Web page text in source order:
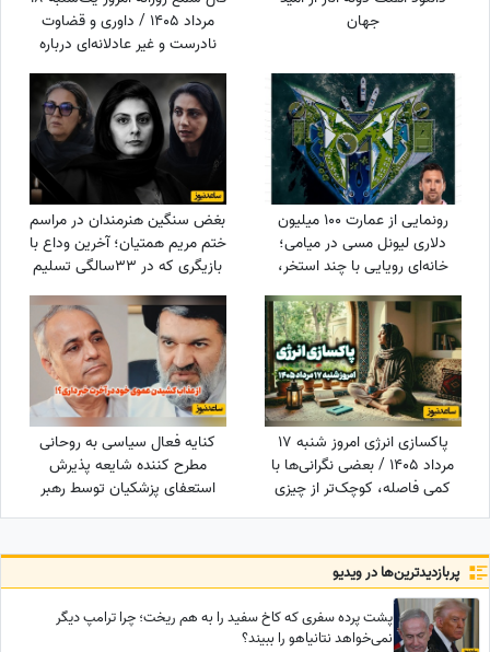
جهان
مرداد 1405 / داوری و قضاوت
نادرست و غیر عادلانه‌ای درباره
شما می‌شود، اما ...
رونمایی از عمارت 100 میلیون
دلاری لیونل مسی در میامی؛
خانه‌ای رویایی با چند استخر،
سینمای خانگی و گاراژ بزرگ!
بغض سنگین هنرمندان در مراسم
ختم مریم همتیان؛ آخرین وداع با
بازیگری که در 33سالگی تسلیم
سرطان شد / از سامان صفاری و
ستاره اسکندری تا مسعود
فراستی و هانیه غلامی در سوگ
بازیگر فقید
پاکسازی انرژی امروز شنبه 17
مرداد 1405 / بعضی نگرانی‌ها با
کمی فاصله، کوچک‌تر از چیزی
می‌شوند که تصور می‌کردی
کنایه فعال سیاسی به روحانی
مطرح کننده شایعه پذیرش
استعفای پزشکیان توسط رهبر
انقلاب: چرا از حمله دشمن به
پربازدید‌ترین‌ها در ویدیو
پشت پرده سفری که کاخ سفید را به هم ریخت؛ چرا ترامپ دیگر
نمی‌خواهد نتانیاهو را ببیند؟